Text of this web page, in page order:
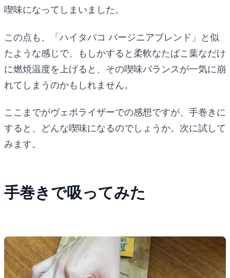
喫味になってしまいました。
この点も、「ハイタバコ バージニアブレンド」と似
たような感じで、もしかすると柔軟なたばこ葉なだけ
に燃焼温度を上げると、その喫味バランスが一気に崩
れてしまうのかもしれません。
ここまでがヴェポライザーでの感想ですが、手巻きに
すると、どんな喫味になるのでしょうか。次に試して
みます。
手巻きで吸ってみた